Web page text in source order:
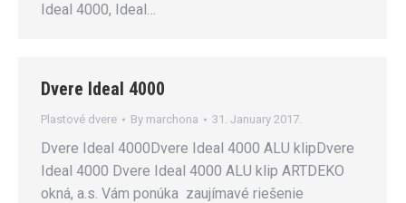
Ideal 4000, Ideal…
Dvere Ideal 4000
Plastové dvere By marchona 31. January 2017.
Dvere Ideal 4000Dvere Ideal 4000 ALU klipDvere
Ideal 4000 Dvere Ideal 4000 ALU klip ARTDEKO
okná, a.s. Vám ponúka zaujímavé riešenie